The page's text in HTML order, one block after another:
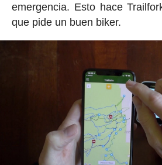
emergencia. Esto hace
que pide un buen biker.